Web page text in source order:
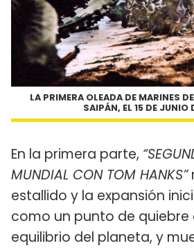
LA PRIMERA OLEADA DE MARINES
SAIPÁN, EL 15 DE JUNIO
En la primera parte,
MUNDIAL CON TOM HANKS”
estallido y la expansión
como un punto de quiebre
equilibrio del planeta, y